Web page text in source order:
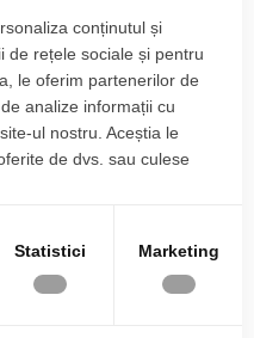
Bloc izolat termic
Faianta
Gresie
PVC
Utilata
conținutul și
de rețele sociale și pentru
le oferim partenerilor de
analize informații cu
ul nostru. Aceștia le
de dvs. sau culese
Statistici Marketing